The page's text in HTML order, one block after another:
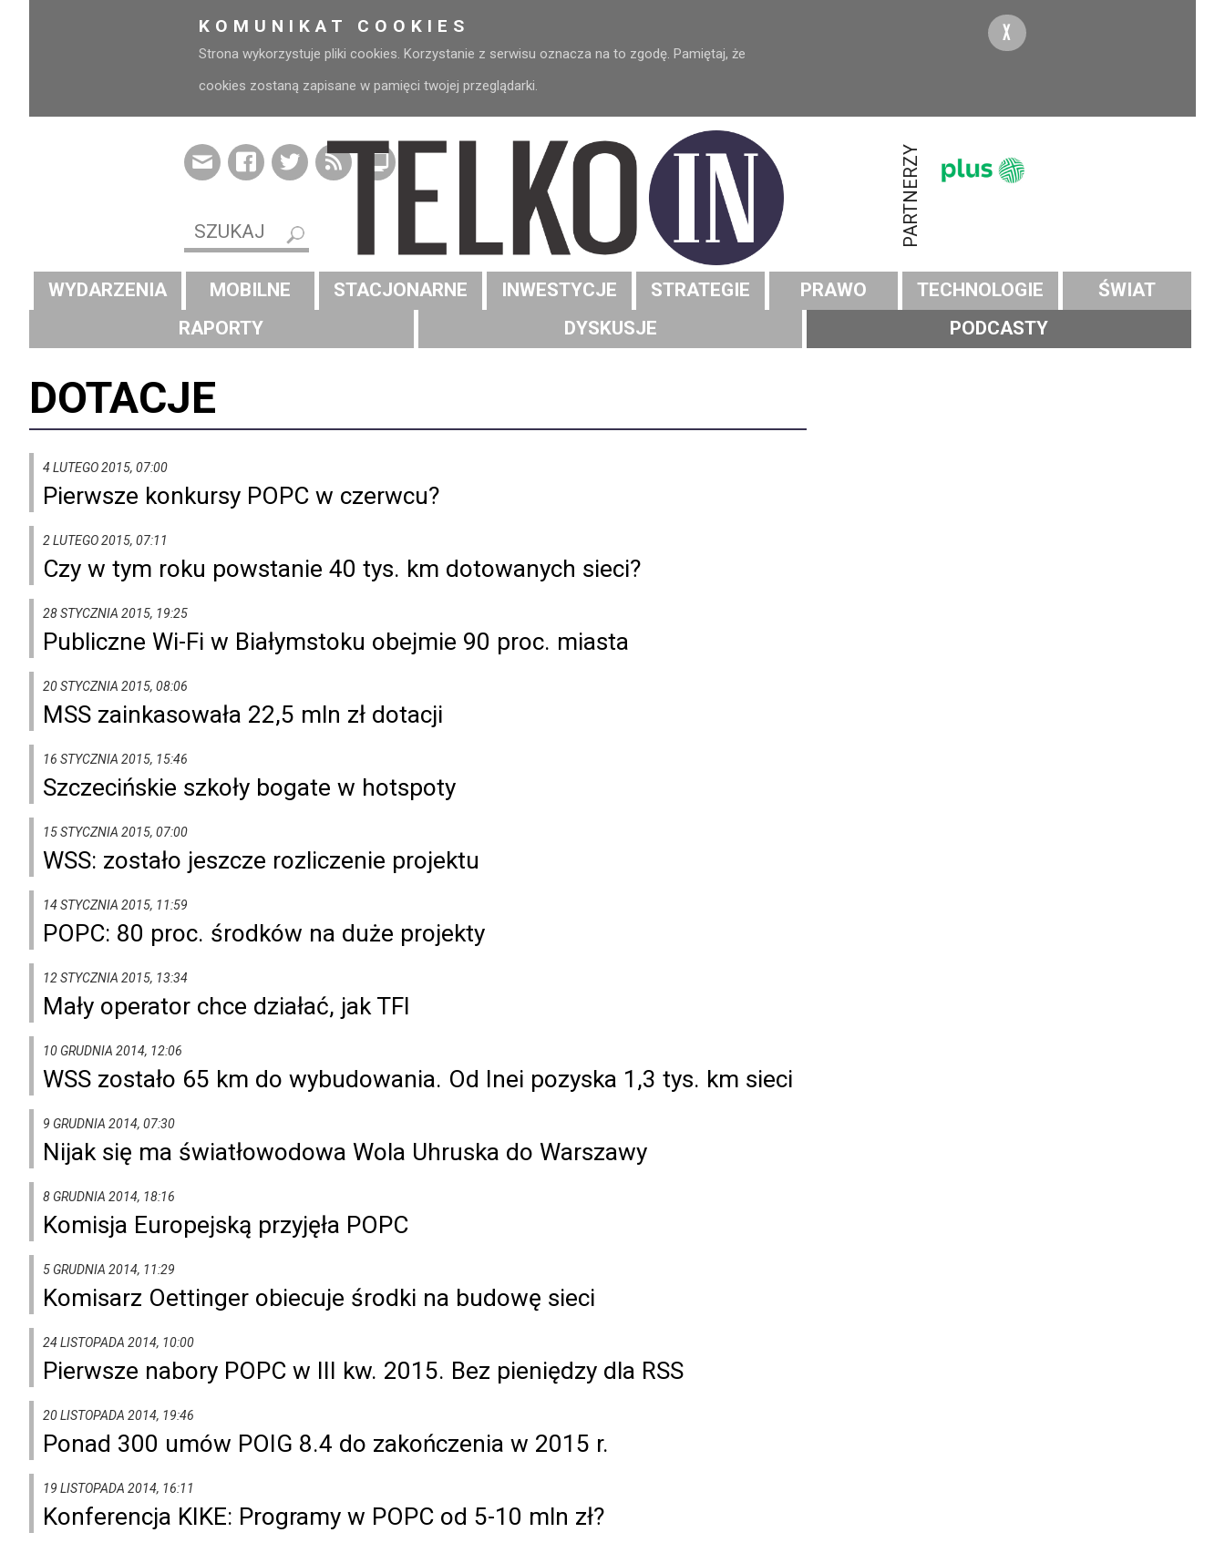
KOMUNIKAT COOKIES
Strona wykorzystuje pliki cookies. Korzystanie z serwisu oznacza na to zgodę. Pamiętaj, że
cookies zostaną zapisane w pamięci twojej przeglądarki.
X
PARTNERZY
WYDARZENIA MOBILNE STACJONARNE INWESTYCJE STRATEGIE PRAWO TECHNOLOGIE
ŚWIAT
RAPORTY
DYSKUSJE PODCASTY
DOTACJE
4 LUTEGO 2015, 07:00
Pierwsze konkursy POPC w czerwcu?
2 LUTEGO 2015, 07:11
Czy w tym roku powstanie 40 tys. km dotowanych sieci?
28 STYCZNIA 2015, 19:25
Publiczne Wi-Fi w Białymstoku obejmie 90 proc. miasta
20 STYCZNIA 2015, 08:06
MSS zainkasowała 22,5 mln zł dotacji
16 STYCZNIA 2015, 15:46
Szczecińskie szkoły bogate w hotspoty
15 STYCZNIA 2015, 07:00
WSS: zostało jeszcze rozliczenie projektu
14 STYCZNIA 2015, 11:59
POPC: 80 proc. środków na duże projekty
12 STYCZNIA 2015, 13:34
Mały operator chce działać, jak TFI
10 GRUDNIA 2014, 12:06
WSS zostało 65 km do wybudowania. Od Inei pozyska 1,3 tys. km sieci
9 GRUDNIA 2014, 07:30
Nijak się ma światłowodowa Wola Uhruska do Warszawy
8 GRUDNIA 2014, 18:16
Komisja Europejską przyjęła POPC
5 GRUDNIA 2014, 11:29
Komisarz Oettinger obiecuje środki na budowę sieci
24 LISTOPADA 2014, 10:00
Pierwsze nabory POPC w III kw. 2015. Bez pieniędzy dla RSS
20 LISTOPADA 2014, 19:46
Ponad 300 umów POIG 8.4 do zakończenia w 2015 r.
19 LISTOPADA 2014, 16:11
Konferencja KIKE: Programy w POPC od 5-10 mln zł?